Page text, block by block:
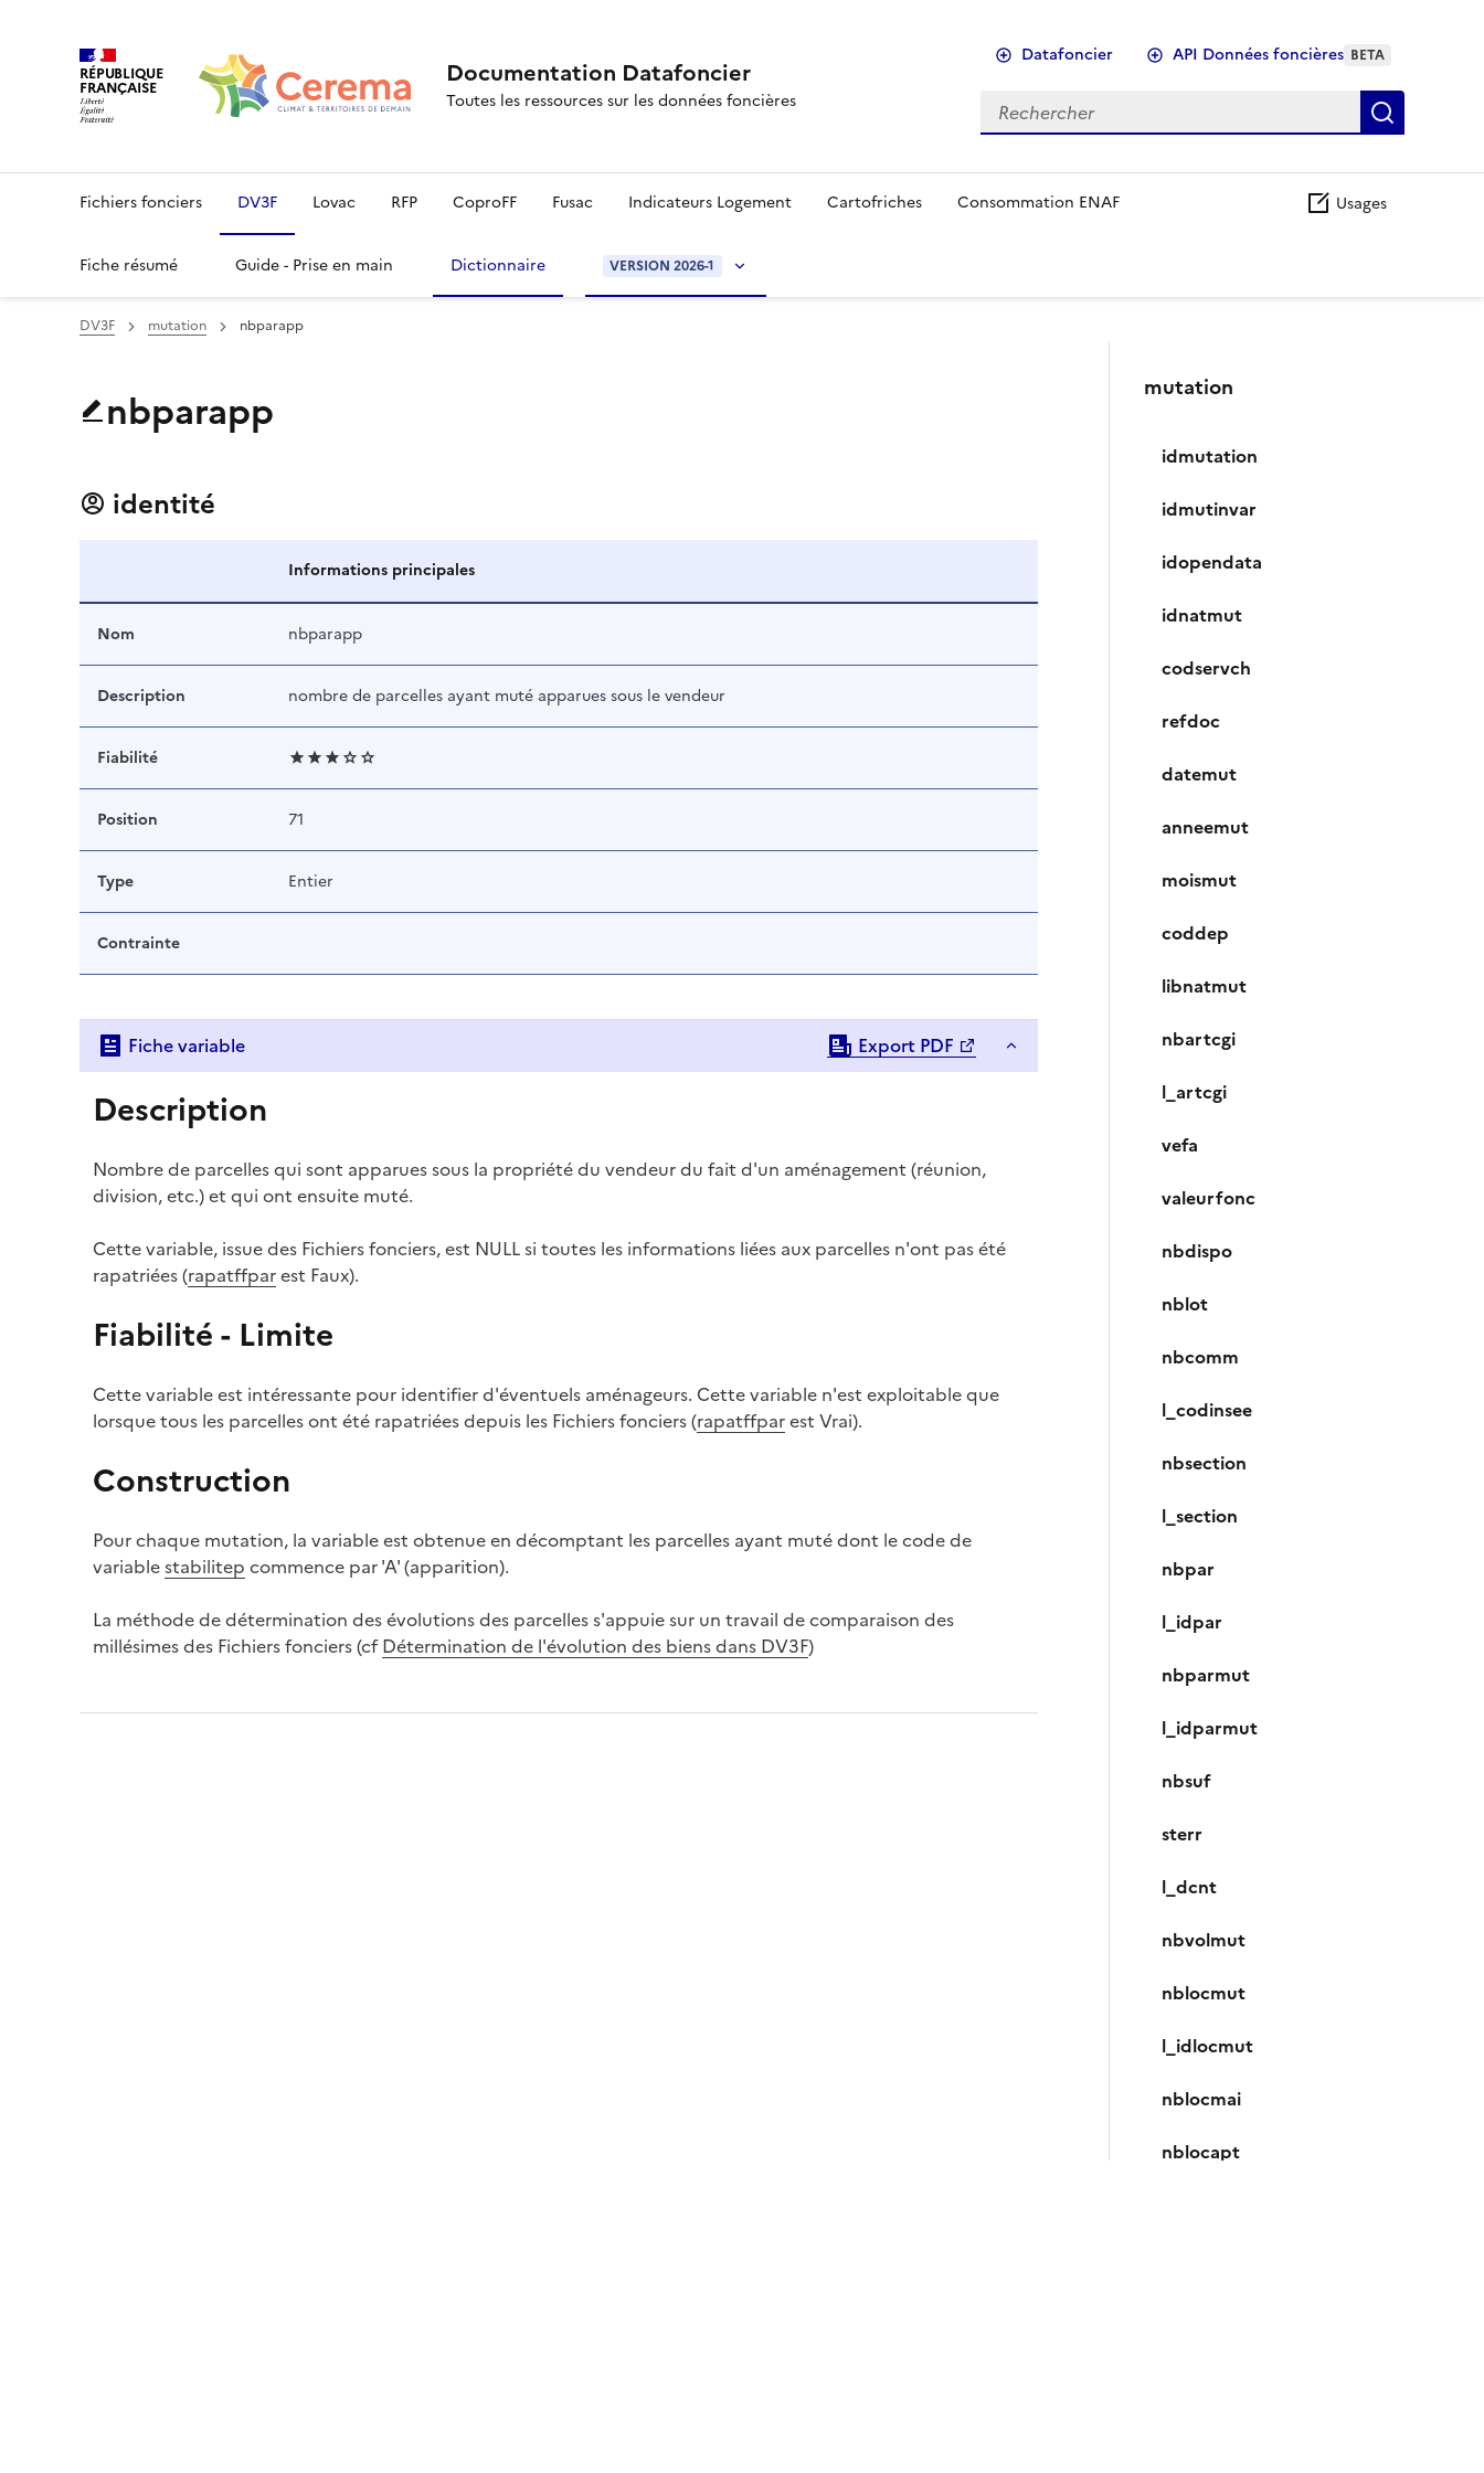
RÉPUBLIQUE
FRANÇAISE Documentation Datafoncier
Toutes les ressources sur les données foncières
Datafoncier API Données foncières BETA
Rechercher
Fichiers fonciers DV3F Lovac RFP CoproFF Fusac Indicateurs Logement Cartofriches Consommation ENAF Usages
Fiche résumé Guide - Prise en main Dictionnaire VERSION 2026-1
DV3F mutation nbparapp
nbparapp
identité
Informations principales
Nom nbparapp
Description nombre de parcelles ayant muté apparues sous le vendeur
Fiabilité
Position 71
Type Entier
Contrainte
Fiche variable Export PDF
Description
Nombre de parcelles qui sont apparues sous la propriété du vendeur du fait d'un aménagement (réunion,
division, etc.) et qui ont ensuite muté.
Cette variable, issue des Fichiers fonciers, est NULL si toutes les informations liées aux parcelles n'ont pas été
rapatriées (rapatffparest Faux).
Fiabilité - Limite
Cette variable est intéressante pour identifier d'éventuels aménageurs. Cette variable n'est exploitable que
lorsque tous les parcelles ont été rapatriées depuis les Fichiers fonciers (rapatffparest Vrai).
Construction
Pour chaque mutation, la variable est obtenue en décomptant les parcelles ayant muté dont le code de
variablestabilitep commence par 'A' (apparition).
La méthode de détermination des évolutions des parcelles s'appuie sur un travail de comparaison des
millésimes des Fichiers fonciers (cfDétermination de l'évolution des biens dans DV3F)
mutation
idmutation
idmutinvar
idopendata
idnatmut
codservch
refdoc
datemut
anneemut
moismut
coddep
libnatmut
nbartcgi
l_artcgi
vefa
valeurfonc
nbdispo
nblot
nbcomm
l_codinsee
nbsection
l_section
nbpar
l_idpar
nbparmut
l_idparmut
nbsuf
sterr
l_dcnt
nbvolmut
nblocmut
l_idlocmut
nblocmai
nblocapt